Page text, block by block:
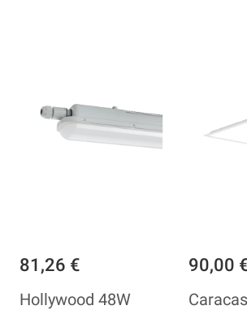
81,26 €
Hollywood 48W
90,00